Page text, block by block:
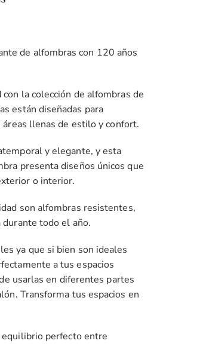
de alfombras con 120 años
la colección de alfombras de
están diseñadas para
llenas de estilo y confort.
y elegante, y esta
presenta diseños únicos que
o interior.
son alfombras resistentes,
todo el año.
ya que si bien son ideales
a tus espacios
usarlas en diferentes partes
Transforma tus espacios en
equilibrio perfecto entre